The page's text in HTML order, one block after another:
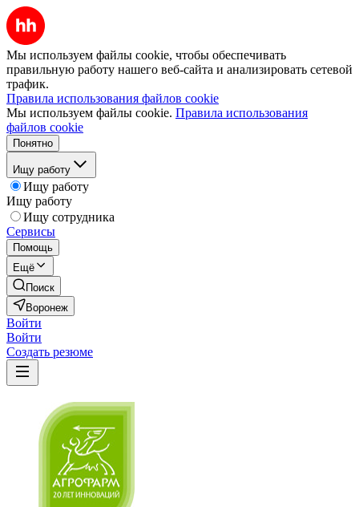
Мы используем файлы cookie, чтобы обеспечивать
правильную работу нашего веб-сайта и анализировать сетевой
трафик.
Правила использования файлов cookie
Мы используем файлы cookie. Правила использования
файлов cookie
Понятно
Ищу работу
Ищу работу
Ищу работу
Ищу сотрудника
Сервисы
Помощь
Ещё
Поиск
Воронеж
Войти
Войти
Создать резюме